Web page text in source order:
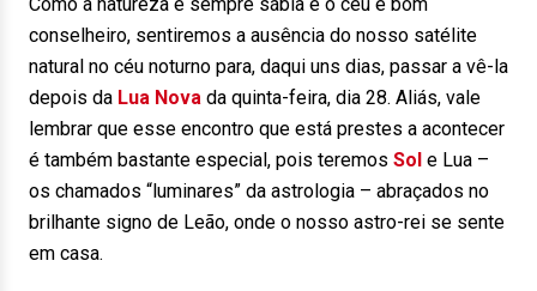
conselheiro, sentiremos a ausência do nosso satélite
natural no céu noturno para, daqui uns dias, passar a vê-la
depois da Lua Nova da quinta-feira, dia 28. Aliás, vale
lembrar que esse encontro que está prestes a acontecer
é também bastante especial, pois teremos Sol e Lua –
os chamados “luminares” da astrologia – abraçados no
brilhante signo de Leão, onde o nosso astro-rei se sente
em casa.